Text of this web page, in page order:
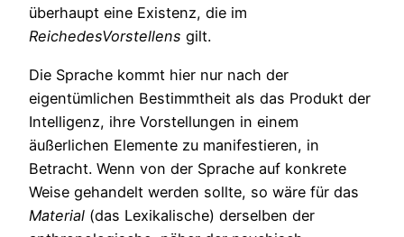
überhaupt eine Existenz, die im
ReichedesVorstellens gilt.
Die Sprache kommt hier nur nach der
eigentümlichen Bestimmtheit als das Produkt der
Intelligenz, ihre Vorstellungen in einem
äußerlichen Elemente zu manifestieren, in
Betracht. Wenn von der Sprache auf konkrete
Weise gehandelt werden sollte, so wäre für das
Material (das Lexikalische) derselben der